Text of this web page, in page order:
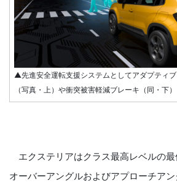
▲先進安全運転支援システムとしてアダプティ
（写真・上）や衝突被害軽減ブレーキ（同・下
エクステリアはクラス最高レベルの最
オーバーアングルおよびアプローチアン